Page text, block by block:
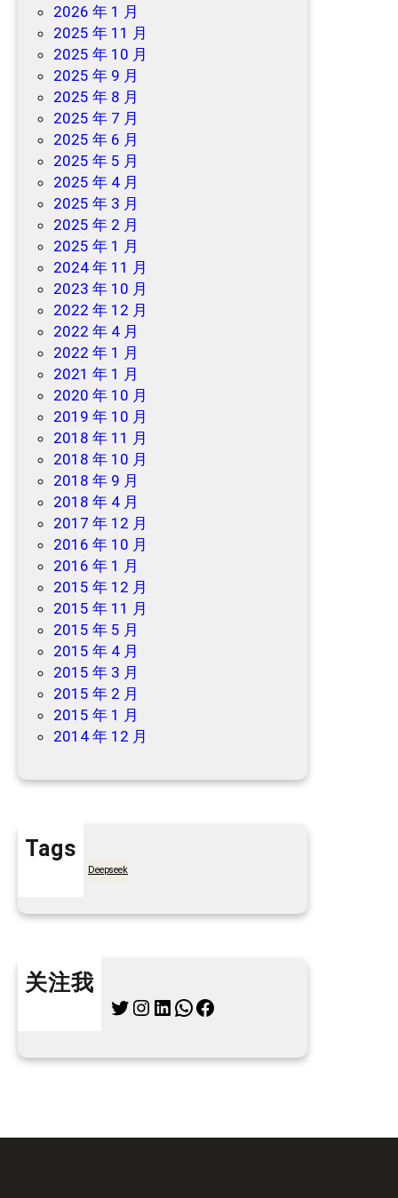
2026 年 1 月
2025 年 11 月
2025 年 10 月
2025 年 9 月
2025 年 8 月
2025 年 7 月
2025 年 6 月
2025 年 5 月
2025 年 4 月
2025 年 3 月
2025 年 2 月
2025 年 1 月
2024 年 11 月
2023 年 10 月
2022 年 12 月
2022 年 4 月
2022 年 1 月
2021 年 1 月
2020 年 10 月
2019 年 10 月
2018 年 11 月
2018 年 10 月
2018 年 9 月
2018 年 4 月
2017 年 12 月
2016 年 10 月
2016 年 1 月
2015 年 12 月
2015 年 11 月
2015 年 5 月
2015 年 4 月
2015 年 3 月
2015 年 2 月
2015 年 1 月
2014 年 12 月
Tags
Deepseek
关注我
Twitter Instagram LinkedIn WhatsApp Facebook